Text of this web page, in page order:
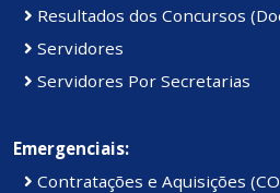
Resultados dos Concursos
Servidores
Servidores Por Secretarias
Emergenciais:
Contratações e Aquisições